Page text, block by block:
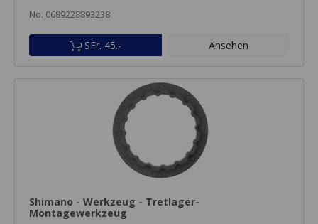
No. 0689228893238
SFr. 45.- Ansehen
Shimano - Werkzeug - Tretlager-
Montagewerkzeug